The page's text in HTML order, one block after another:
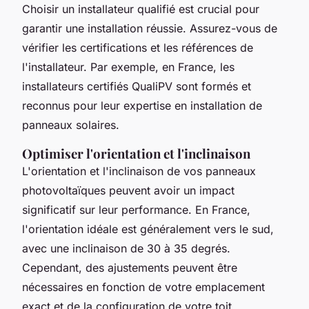
Choisir un installateur qualifié est crucial pour
garantir une installation réussie. Assurez-vous de
vérifier les certifications et les références de
l'installateur. Par exemple, en France, les
installateurs certifiés QualiPV sont formés et
reconnus pour leur expertise en installation de
panneaux solaires.
Optimiser l'orientation et l'inclinaison
L'orientation et l'inclinaison de vos panneaux
photovoltaïques peuvent avoir un impact
significatif sur leur performance. En France,
l'orientation idéale est généralement vers le sud,
avec une inclinaison de 30 à 35 degrés.
Cependant, des ajustements peuvent être
nécessaires en fonction de votre emplacement
exact et de la configuration de votre toit.